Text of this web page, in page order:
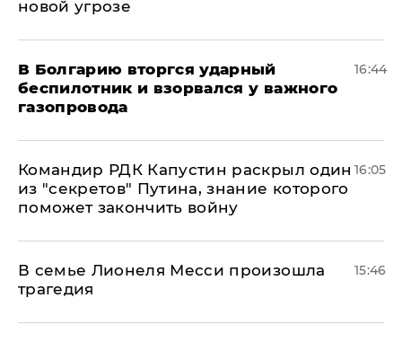
новой угрозе
В Болгарию вторгся ударный
беспилотник и взорвался у важного
газопровода
16:44
Командир РДК Капустин раскрыл один
из "секретов" Путина, знание которого
поможет закончить войну
16:05
В семье Лионеля Месси произошла
трагедия
15:46